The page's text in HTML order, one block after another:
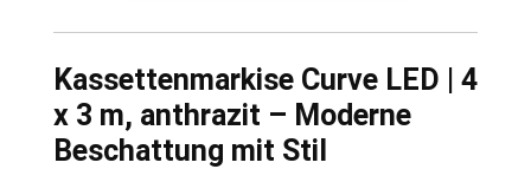
Kassettenmarkise Curve LED | 4
x 3 m, anthrazit – Moderne
Beschattung mit Stil